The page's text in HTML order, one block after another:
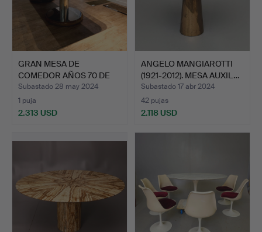
GRAN MESA DE
COMEDOR AÑOS 70 DE
DISEÑO, CR…
Subastado 28 may 2024
1 puja
2.313 USD
ANGELO MANGIAROTTI
(1921-2012). MESA AUXIL…
Subastado 17 abr 2024
42 pujas
2.118 USD